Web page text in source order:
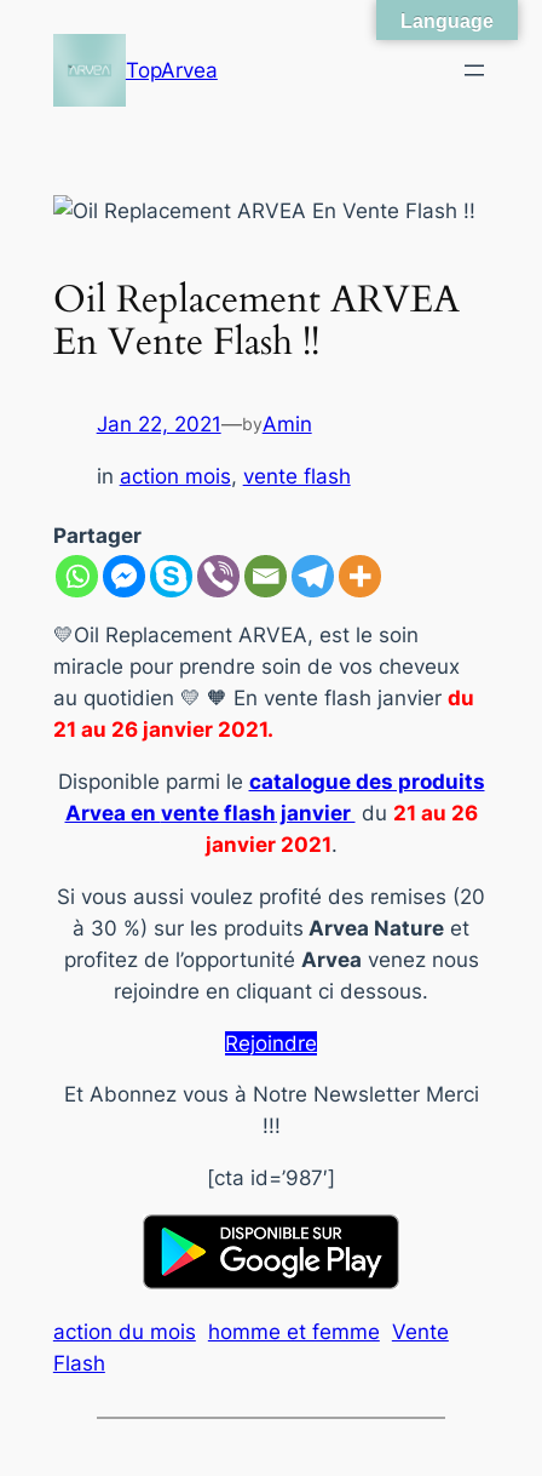
TopArvea
Oil Replacement ARVEA
En Vente Flash !!
Jan 22, 2021—byAmin
in action mois, vente flash
Partager
💛Oil Replacement ARVEA, est le soin
miracle pour prendre soin de vos cheveux
au quotidien 💛 🧡 En vente flash janvier du
21 au 26 janvier 2021.
Disponible parmi le catalogue des produits
Arvea en vente flash janvier du 21 au 26
janvier 2021.
Si vous aussi voulez profité des remises (20
à 30 %) sur les produits Arvea Nature et
profitez de l’opportunité Arvea venez nous
rejoindre en cliquant ci dessous.
Rejoindre
Et Abonnez vous à Notre Newsletter Merci
!!!
[cta id=’987′]
action du mois homme et femme Vente
Flash
Language